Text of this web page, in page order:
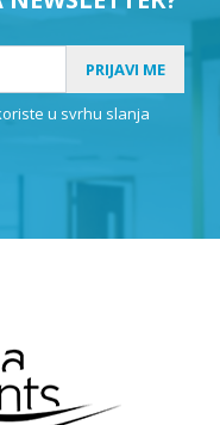
PRIJAVI ME
u svrhu slanja